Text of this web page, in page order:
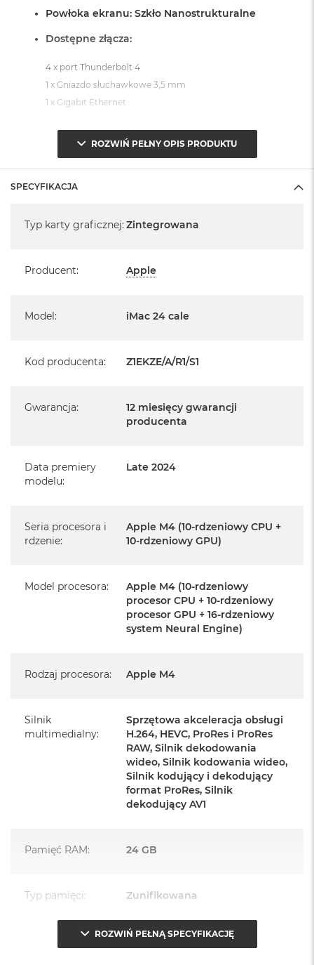
Powłoka ekranu: Szkło Nanostrukturalne
Dostępne złącza:
4 x port Thunderbolt 4
1 x Gniazdo słuchawkowe 3,5 mm
1 x Gigabit Ethernet
System operacyjny macOS Sequoia
- lub nowszy, z darmową aktualizacją.
iMac jest nowy
Istnieje możliwość przedłużenia gwarancji producenta.
Szczegółowe informacje na ten temat uzyskają Państwo
Posiada fabryczne opakowanie
Język polski wybieramy przy pierwszym uruchomieniu
Zawartość zestawu:
Przewód zasilający (2 m)
Przewód USB‑C do ładowania
ozdobą, gdziekolwiek się pojawi.
TURBODOPALANY CZIPEM M4
zrobisz więcej szybciej. Bawisz się czy pracujesz, edytujesz
ROZWIŃ PEŁNY OPIS PRODUKTU
SPECYFIKACJA
Typ karty graficznej: Zintegrowana
Producent: Apple
Model: iMac 24 cale
Kod producenta: Z1EKZE/A/R1/S1
Gwarancja:
12 miesięcy gwarancji
producenta
Data premiery
modelu:
Late 2024
Seria procesora i
rdzenie:
Apple M4 (10-rdzeniowy CPU +
10-rdzeniowy GPU)
Model procesora:
Apple M4 (10-rdzeniowy
procesor CPU + 10-rdzeniowy
procesor GPU + 16-rdzeniowy
system Neural Engine)
Rodzaj procesora: Apple M4
Silnik
multimedialny:
Sprzętowa akceleracja obsługi
H.264, HEVC, ProRes i ProRes
RAW, Silnik dekodowania
wideo, Silnik kodowania wideo,
Silnik kodujący i dekodujący
format ProRes, Silnik
dekodujący AV1
Pamięć RAM: 24 GB
Typ pamięci: Zunifikowana
Przepustowość
120 GB/s
ROZWIŃ PEŁNĄ SPECYFIKACJĘ